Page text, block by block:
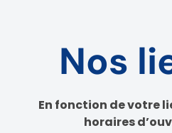
Nos
En fonction de votre
horaires